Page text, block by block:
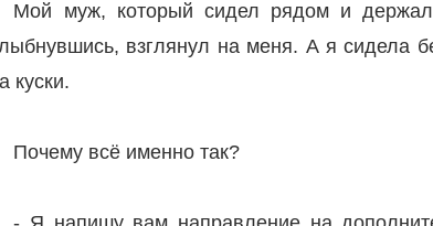
Мой муж, который сидел рядом и
взглянул на меня. А я сидела
куски.
Почему всё именно так?